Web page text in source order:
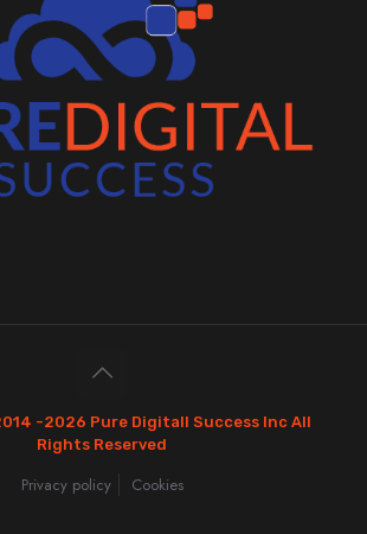
-2026 Pure Digitall Success Inc All
Rights Reserved
Privacy policy Cookies